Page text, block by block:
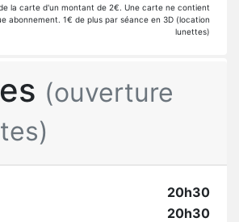
la carte d'un montant de 2€. Une carte ne contient
abonnement. 1€ de plus par séance en 3D (location
lunettes)
(ouverture
20h30
20h30